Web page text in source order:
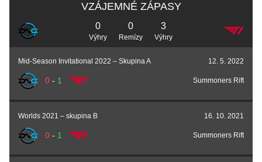
VZÁJEMNÉ ZÁPASY
0
Výhry
0
Remízy
3
Výhry
Mid-Season Invitational 2022 – Skupina A 12. 5. 2022
0- 1 Summoners Rift
Worlds 2021 – skupina B 16. 10. 2021
0- 1 Summoners Rift